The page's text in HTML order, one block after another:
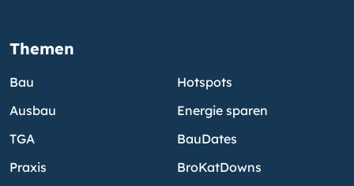
Themen
Bau
Ausbau
TGA
Praxis
Hotspots
Energie sparen
BauDates
BroKatDowns